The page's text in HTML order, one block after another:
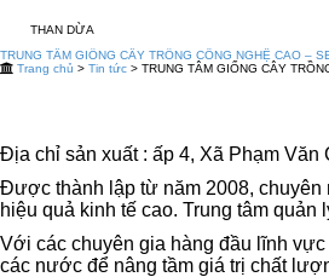
THAN DỪA
TRUNG TÂM GIỐNG CÂY TRỒNG CÔNG NGHỆ CAO –
Trang chủ > Tin tức > TRUNG TÂM GIỐNG CÂY
Địa chỉ sản xuất : ấp 4, Xã Phạm Văn
Được thành lập từ năm 2008, chuyên
hiệu quả kinh tế cao. Trung tâm
Với các chuyên gia hàng đầu lĩnh
các nước để nâng tầm giá trị chất